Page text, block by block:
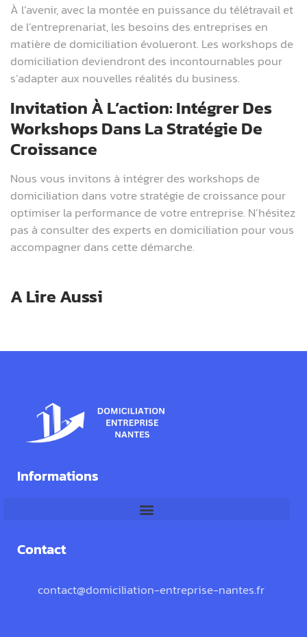
À l’avenir, avec la montée en puissance du télétravail et
de l’entreprenariat, les besoins des entreprises en
matière de domiciliation évolueront. Les workshops de
domiciliation deviendront des incontournables pour
s’adapter aux nouvelles réalités du business.
Invitation À L’action: Intégrer Des
Workshops Dans La Stratégie De
Croissance
Nous vous invitons à intégrer des workshops de
domiciliation dans votre stratégie de croissance pour
optimiser la performance de votre entreprise. N’hésitez
pas à consulter des experts en domiciliation pour vous
accompagner dans cette démarche.
A Lire Aussi
Informations
Contact
contact@domiciliation-entreprise-nantes.fr